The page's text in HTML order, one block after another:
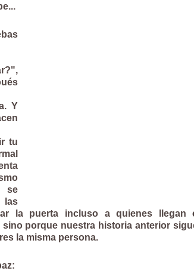
Y
tu
se
la puerta incluso a quienes llegan
porque nuestra historia anterior
la misma persona.